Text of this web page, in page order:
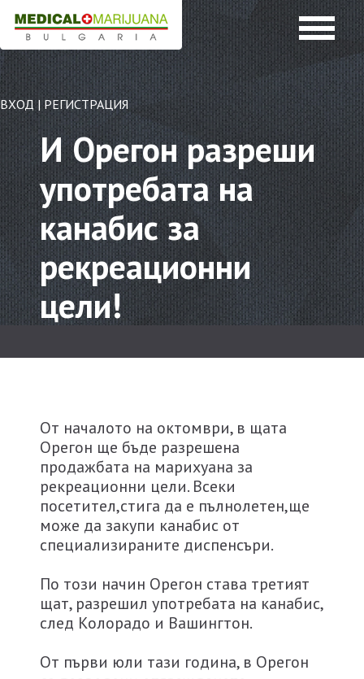
ВХОД | РЕГИСТРАЦИЯ
И Орегон разреши
употребата на
канабис за
рекреационни
цели!
От началото на октомври, в щата
Орегон ще бъде разрешена
продажбата на марихуана за
рекреационни цели. Всеки
посетител,стига да е пълнолетен,ще
може да закупи канабис от
специализираните диспенсъри.
По този начин Орегон става третият
щат, разрешил употребата на канабис,
след Колорадо и Вашингтон.
От първи юли тази година, в Орегон